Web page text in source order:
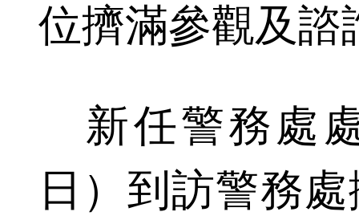
位擠滿參觀及諮
新任警務處
日）到訪警務